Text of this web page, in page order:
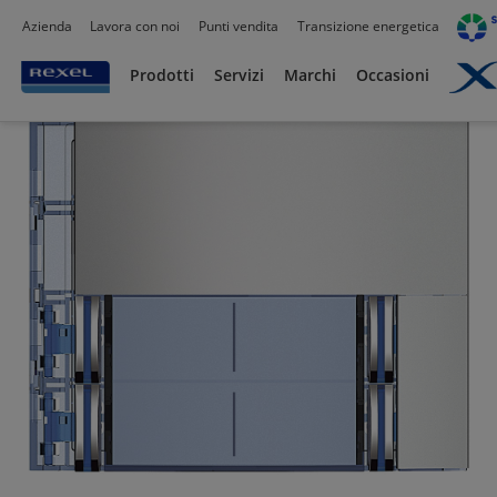
Azienda Lavora con noi Punti vendita Transizione energetica
Prodotti Servizi Marchi Occasioni
Targhe, telecamere e